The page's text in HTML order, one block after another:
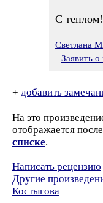
С теплом!
Светлана
Заявить
+ добавить
На это
отображается
списке.
Написать рецензию
Другие
Костыгова